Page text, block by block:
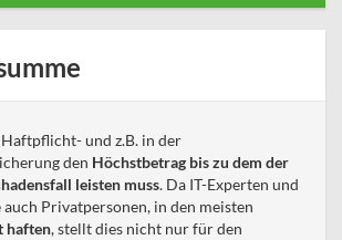
und z.B. in der
den Höchstbetrag bis zu dem der
leisten muss. Da IT-Experten und
auch Privatpersonen, in den meisten
haften, stellt dies nicht nur für den